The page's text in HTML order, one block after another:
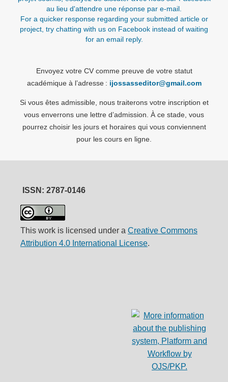
au lieu d'attendre une réponse par e-mail.
For a quicker response regarding your submitted article or
project, try chatting with us on Facebook instead of waiting
for an email reply.
Envoyez votre CV comme preuve de votre statut
académique à l’adresse : ijossasseditor@gmail.com
Si vous êtes admissible, nous traiterons votre inscription et
vous enverrons une lettre d’admission. À ce stade, vous
pourrez choisir les jours et horaires qui vous conviennent
pour les cours en ligne.
ISSN: 2787-0146
This work is licensed under a Creative Commons
Attribution 4.0 International License.